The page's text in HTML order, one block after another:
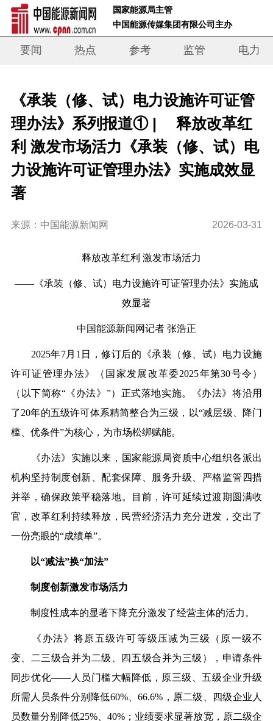
国家能源局主管
中国能源传媒集团有限公司主办
要闻 热点 参考 监管 电力
《承装（修、试）电力设施许可证管
理办法》系列报道① | 释放改革红
利 激发市场活力《承装（修、试）电
力设施许可证管理办法》实施成效显
著
来源：中国能源新闻网 2026-03-31
释放改革红利 激发市场活力
——《承装（修、试）电力设施许可证管理办法》实施成
效显著
中国能源新闻网记者 张浩正
2025年7月1日，修订后的《承装（修、试）电力设施
许可证管理办法》（国家发展改革委2025年第30号令）
（ 以下简称“《办法》”） 正式落地实施。 《办法》将沿用
了20年的五级许可体系精简整合为三级 ， 以“减层级、降门
槛、优条件”为核心，为市场松绑赋能。
《办法》实施以来 ， 国家能源局资质中心组织各派出
机构坚持制度创新、配套保障、服务升级、严格监管四措
并举，确保政策平稳落地。 目前，许可延续过渡期圆满收
官，改革红利持续释放，民营经济活力充分迸发，交出了
一份亮眼的“成绩单”。
以“减法”换“加法”
制度创新激发市场活力
制度性成本的显著下降充分激发了经营主体的活力。
《办法》将原五级许可等级压减为三级（原一级不
变、二三级合并为二级、四五级合并为三级）， 申请条件
同步优化——人员门槛大幅降低，原三级、五级企业升级
所需人员条件分别降低60%、66.6%，原二级、四级企业人
员数量分别降低25%、40%；业绩要求显著放宽，原二级企